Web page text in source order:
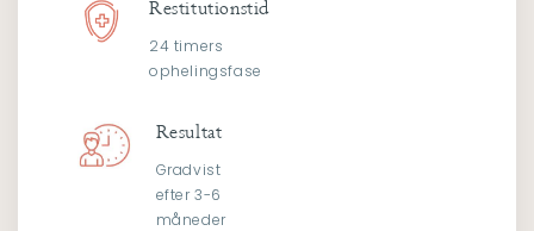
Restitutionstid
24 timers
ophelingsfase
Resultat
Gradvist
efter 3-6
måneder